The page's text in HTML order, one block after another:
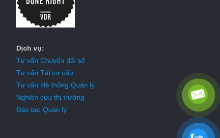
Dịch vụ:
Tư vấn Chuyển đổi số
Tư vấn Tái cơ cấu
Tư vấn Hệ thống Quản lý
Nghiên cứu thị trường
Đào tạo Quản lý